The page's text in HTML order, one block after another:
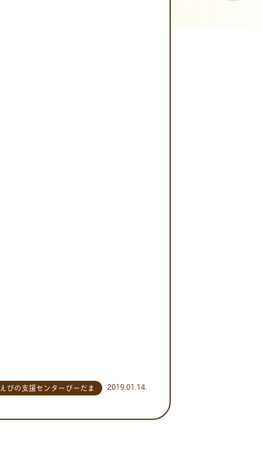
2019.01.14.
えびの支援センターびーだま